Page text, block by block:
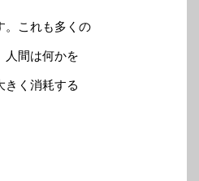
。これも多くの
人間は何かを
きく消耗する